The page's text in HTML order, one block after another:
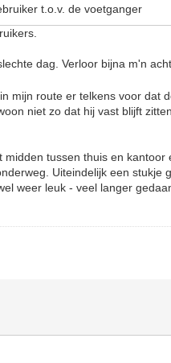
t.o.v. de voetganger
dag. Verloor bijna m'n
mijn route er telkens voor dat
niet zo dat hij vast blijft
tussen thuis en
Uiteindelijk een stukje
weer leuk - veel langer